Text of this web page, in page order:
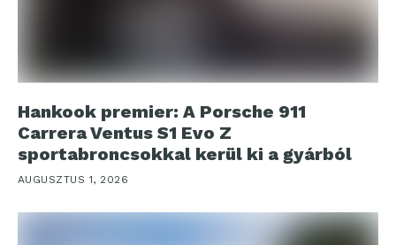
Hankook premier: A Porsche 911
Carrera Ventus S1 Evo Z
sportabroncsokkal kerül ki a gyárból
AUGUSZTUS 1, 2026